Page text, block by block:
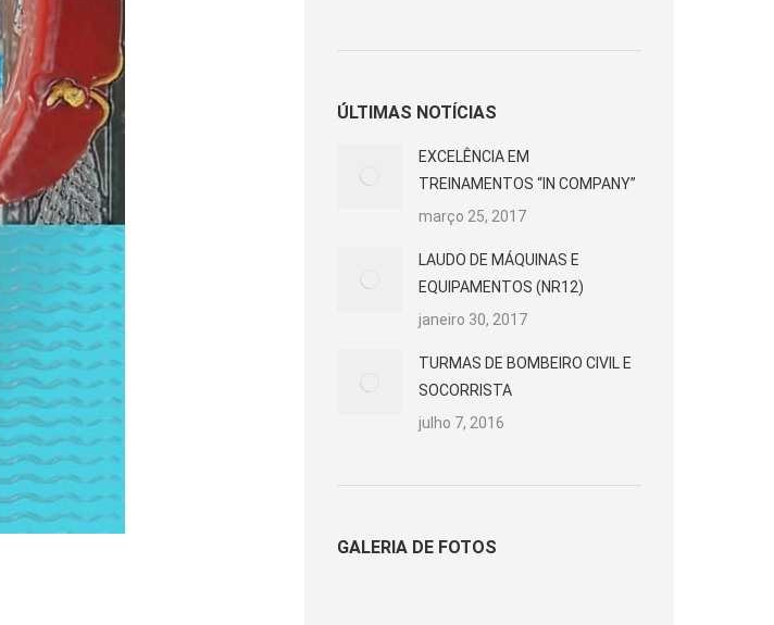
ÚLTIMAS NOTÍCIAS
EXCELÊNCIA EM
TREINAMENTOS “IN COMPANY”
março 25, 2017
LAUDO DE MÁQUINAS E
EQUIPAMENTOS (NR12)
janeiro 30, 2017
TURMAS DE BOMBEIRO CIVIL E
SOCORRISTA
julho 7, 2016
GALERIA DE FOTOS